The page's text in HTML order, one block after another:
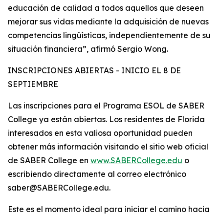
educación de calidad a todos aquellos que deseen
mejorar sus vidas mediante la adquisición de nuevas
competencias lingüísticas, independientemente de su
situación financiera”, afirmó Sergio Wong.
INSCRIPCIONES ABIERTAS - INICIO EL 8 DE
SEPTIEMBRE
Las inscripciones para el Programa ESOL de SABER
College ya están abiertas. Los residentes de Florida
interesados en esta valiosa oportunidad pueden
obtener más información visitando el sitio web oficial
de SABER College en www.SABERCollege.edu o
escribiendo directamente al correo electrónico
saber@SABERCollege.edu.
Este es el momento ideal para iniciar el camino hacia